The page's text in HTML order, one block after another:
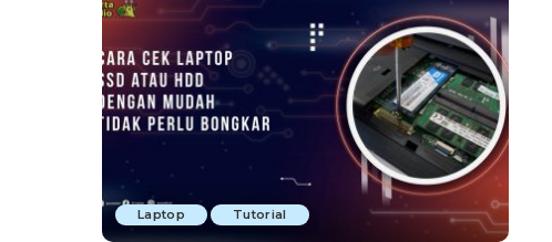
Laptop Tutorial